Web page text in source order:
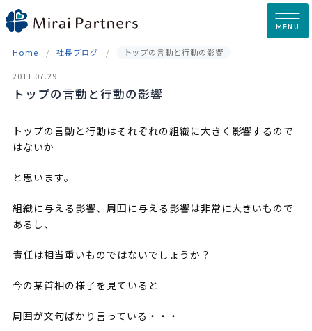
Skip
to
MENU
Home 社長ブログ トップの言動と行動の影響
2011.07.29
トップの言動と行動の影響
トップの言動と行動はそれぞれの組織に大きく影響するので
はないか
と思います。
組織に与える影響、周囲に与える影響は非常に大きいもので
あるし、
責任は相当重いものではないでしょうか？
今の某首相の様子を見ていると
周囲が文句ばかり言っている・・・